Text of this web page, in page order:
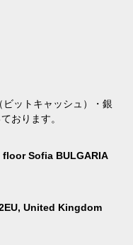
ットキャッシュ）・銀
おります。
Sofia BULGARIA
United Kingdom